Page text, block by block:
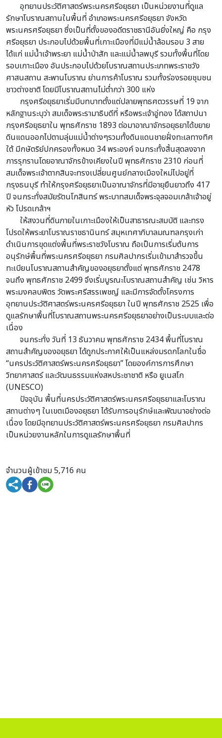
อุทยานประวัติศาสตร์พระนครศรีอยุธยา เป็นหน่วยงานที่ดูแล
รักษาโบราณสถานในพื้นที่ อำเภอพระนครศรีอยุธยา จังหวัด
พระนครศรีอยุธยา ซึ่งเป็นที่ตั้งของอดีตราชธานีอันยิ่งใหญ่ คือ กรุง
ศรีอยุธยา ประกอบไปด้วยพื้นที่เกาะเมืองที่มีแม่น้ำล้อมรอบ 3 สาย
ได้แก่ แม่น้ำเจ้าพระยา แม่น้ำป่าสัก และแม่น้ำลพบุรี รวมทั้งพื้นที่โดย
รอบเกาะเมือง อันประกอบไปด้วยโบราณสถานประเภทพระราชวัง
ศาสนสถาน สะพานโบราณ ย่านการค้าโบราณ รวมทั้งร่องรอยชุมชน
ชาวต่างชาติ โดยมีโบราณสถานไม่ต่ำกว่า 300 แห่ง
กรุงศรีอยุธยาเริ่มมีบทบาทตั้งแต่ปลายพุทธศตวรรษที่ 19 จาก
หลักฐานระบุว่า สมเด็จพระรามาธิบดีที่ หรือพระเจ้าอู่ทอง ได้สถาปนา
กรุงศรีอยุธยาใน พุทธศักราช 1893 ต่อมาอาณาจักรอยุธยาได้ขยาย
ดินแดนออกไปตามลุ่มแม่น้ำต่างๆรวมทั้งดินแดนชายฝั่งทะเลทางทิศ
ใต้ มีกษัตริย์ปกครองทั้งหมด 34 พระองค์ จนกระทั้งสิ้นสุดลงจาก
การรุกรานโดยอาณาจักรข้างเคียงในปี พุทธศักราช 2310 ก่อนที่
สมเด็จพระเจ้าตากสินจะทรงเปลี่ยนศูนย์กลางเมืองใหม่ไปอยู่ที่
กรุงธนบุรี ทำให้กรุงศรีอยุธยาเป็นอาณาจักรที่มีอายุยืนยาวถึง 417
ปี จนกระทั่งสมัยรัตนโกสินทร์ พระบาทสมเด็จพระจุลจอมเกล้าเจ้าอยู่
หัว โปรดเกล้าฯ
ให้สงวนที่ดินภายในเกาะเมืองให้เป็นสาธารณะสมบัติ และทรง
โปรดให้พระยาโบราณราชธานินทร์ สมุหเทศาภิบาลมณฑลกรุงเก่า
ดำเนินการขุดแต่งพื้นที่พระราชวังโบราณ ถือเป็นการเริ่มต้นการ
อนุรักษ์พื้นที่พระนครศรีอยุธยา กรมศิลปากรเริ่มเข้ามาสำรวจขึ้น
ทะเบียนโบราณสถานสำคัญของอยุธยาตั้งแต่ พุทธศักราช 2478
จนถึง พุทธศักราช 2499 จึงเริ่มบูรณะโบราณสถานสำคัญ เช่น วิหาร
พระมงคลบพิตร วัดพระศรีสรรเพชญ์ และมีการจัดตั้งโครงการ
อุทยานประวัติศาสตร์พระนครศรีอยุธยา ในปี พุทธศักราช 2525 เพื่อ
ดูแลรักษาพื้นที่โบราณสถานพระนครศรีอยุธยาอย่างเป็นระบบและต่อ
เนื่อง
จนกระทั่ง วันที่ 13 ธันวาคม พุทธศักราช 2434 พื้นที่โบราณ
สถานสำคัญของอยุธยา ได้ถูกประกาศให้เป็นแหล่งมรดกโลกในชื่อ
“นครประวัติศาสตร์พระนครศรีอยุธยา” โดยองค์การการศึกษา
วิทยาศาสตร์ และวัฒนธรรมแห่งสหประชาชาติ หรือ ยูเนสโก
(UNESCO)
ปัจจุบัน พื้นที่นครประวัติศาสตร์พระนครศรีอยุธยาและโบราณ
สถานต่างๆ ในเขตเมืองอยุธยา ได้รับการอนุรักษ์และพัฒนาอย่างต่อ
เนื่อง โดยมีอุทยานประวัติศาสตร์พระนครศรีอยุธยา กรมศิลปากร
เป็นหน่วยงานหลักในการดูแลรักษาพื้นที่
จำนวนผู้เข้าชม 5,716 คน